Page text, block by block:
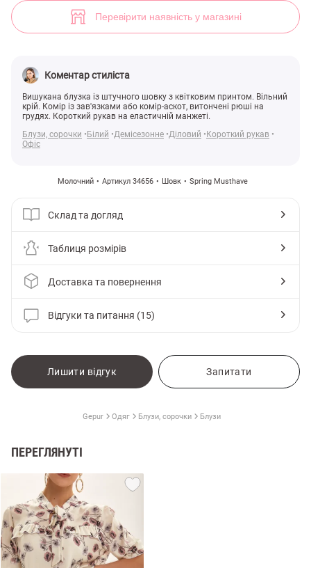
15
Перевірити наявність у магазині
Коментар стиліста
Вишукана блузка із штучного шовку з квітковим принтом. Вільний
крій. Комір із зав'язками або комір-аскот, витончені рюші на
грудях. Короткий рукав на еластичній манжеті.
Блузи, сорочки
Білий Демісезонне Діловий
Короткий рукав
Офіс
Молочний Артикул 34656 Шовк Spring Musthave
Склад та догляд
Таблиця розмірів
Доставка та повернення
Відгуки та питання (15)
Лишити відгук Запитати
Gepur Одяг Блузи, сорочки Блузи
ПЕРЕГЛЯНУТІ
Шовкова квіткова блуза (арт. 34656) ♡ інтернет-магазин Gepur